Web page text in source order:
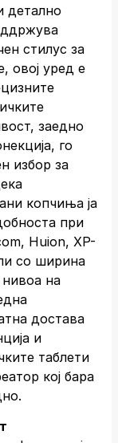
детално
стилус за
овој уред е
заедно
го
избор за
копчиња ја
при
Huion, XP-
со ширина
на
достава
и
таблети
кој бара